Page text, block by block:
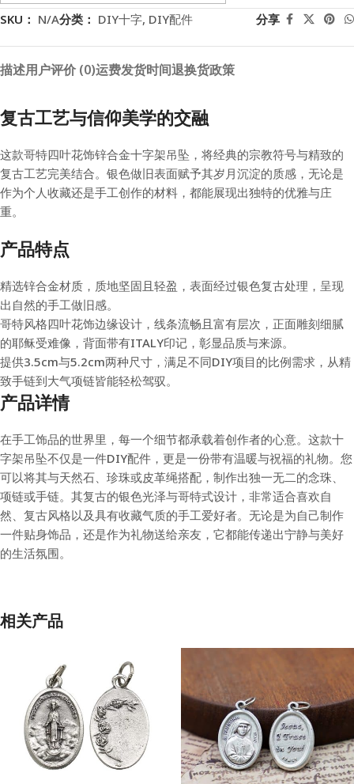
SKU： N/A分类： DIY十字, DIY配件 分享
描述用户评价 (0)运费发货时间退换货政策
复古工艺与信仰美学的交融
这款哥特四叶花饰锌合金十字架吊坠，将经典的宗教符号与精致的
复古工艺完美结合。银色做旧表面赋予其岁月沉淀的质感，无论是
作为个人收藏还是手工创作的材料，都能展现出独特的优雅与庄
重。
产品特点
精选锌合金材质，质地坚固且轻盈，表面经过银色复古处理，呈现
出自然的手工做旧感。
哥特风格四叶花饰边缘设计，线条流畅且富有层次，正面雕刻细腻
的耶稣受难像，背面带有ITALY印记，彰显品质与来源。
提供3.5cm与5.2cm两种尺寸，满足不同DIY项目的比例需求，从精
致手链到大气项链皆能轻松驾驭。
产品详情
在手工饰品的世界里，每一个细节都承载着创作者的心意。这款十
字架吊坠不仅是一件DIY配件，更是一份带有温暖与祝福的礼物。您
可以将其与天然石、珍珠或皮革绳搭配，制作出独一无二的念珠、
项链或手链。其复古的银色光泽与哥特式设计，非常适合喜欢自
然、复古风格以及具有收藏气质的手工爱好者。无论是为自己制作
一件贴身饰品，还是作为礼物送给亲友，它都能传递出宁静与美好
的生活氛围。
相关产品